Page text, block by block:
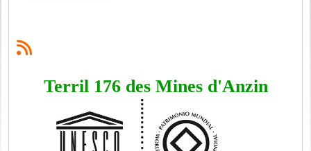
Terril 176 des Mines d'Anzin